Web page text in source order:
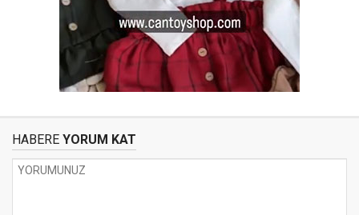
HABERE YORUM KAT